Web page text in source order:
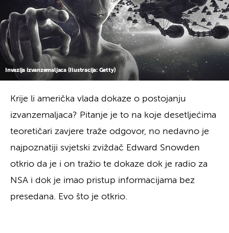
Invazija izvanzemaljaca (Ilustracija: Getty)
Krije li američka vlada dokaze o postojanju
izvanzemaljaca? Pitanje je to na koje desetljećima
teoretičari zavjere traže odgovor, no nedavno je
najpoznatiji svjetski zviždač Edward Snowden
otkrio da je i on tražio te dokaze dok je radio za
NSA i dok je imao pristup informacijama bez
presedana. Evo što je otkrio.